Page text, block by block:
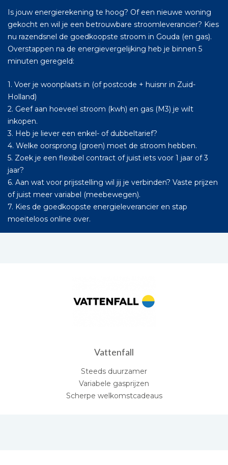
Is jouw energierekening te hoog? Of een nieuwe woning
gekocht en wil je een betrouwbare stroomleverancier? Kies
nu razendsnel de goedkoopste stroom in Gouda (en gas).
Overstappen na de energievergelijking heb je binnen 5
minuten geregeld:
1. Voer je woonplaats in (of postcode + huisnr in Zuid-
Holland)
2. Geef aan hoeveel stroom (kwh) en gas (M3) je wilt
inkopen.
3. Heb je liever een enkel- of dubbeltarief?
4. Welke oorsprong (groen) moet de stroom hebben.
5. Zoek je een flexibel contract of juist iets voor 1 jaar of 3
jaar?
6. Aan wat voor prijsstelling wil jij je verbinden? Vaste prijzen
of juist meer variabel (meebewegen).
7. Kies de goedkoopste energieleverancier en stap
moeiteloos online over.
Vattenfall
Steeds duurzamer
Variabele gasprijzen
Scherpe welkomstcadeaus